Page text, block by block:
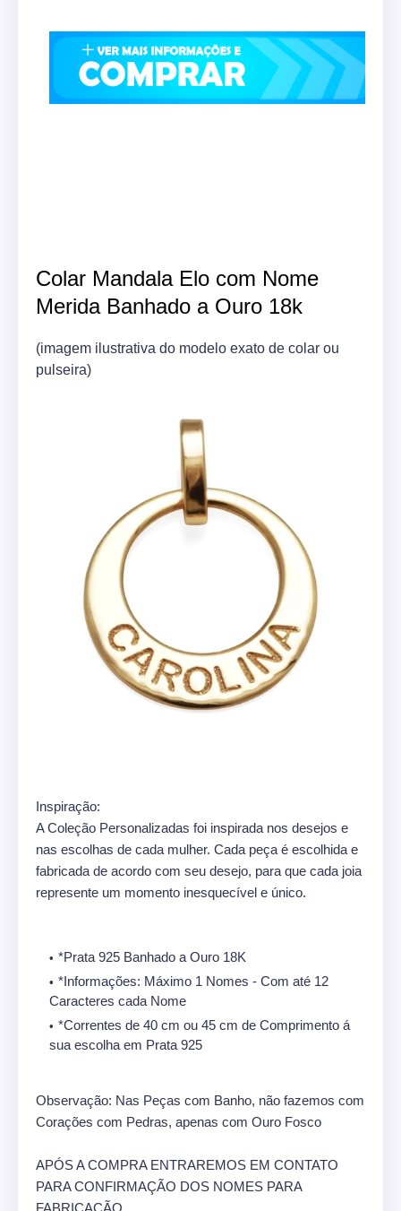
Colar Mandala Elo com Nome
Merida Banhado a Ouro 18k
(imagem ilustrativa do modelo exato de colar ou
pulseira)
Inspiração:
A Coleção Personalizadas foi inspirada nos desejos e
nas escolhas de cada mulher. Cada peça é escolhida e
fabricada de acordo com seu desejo, para que cada joia
represente um momento inesquecível e único.
*Prata 925 Banhado a Ouro 18K
*Informações: Máximo 1 Nomes - Com até 12
Caracteres cada Nome
*Correntes de 40 cm ou 45 cm de Comprimento á
sua escolha em Prata 925
Observação: Nas Peças com Banho, não fazemos com
Corações com Pedras, apenas com Ouro Fosco
APÓS A COMPRA ENTRAREMOS EM CONTATO
PARA CONFIRMAÇÃO DOS NOMES PARA
FABRICAÇÃO